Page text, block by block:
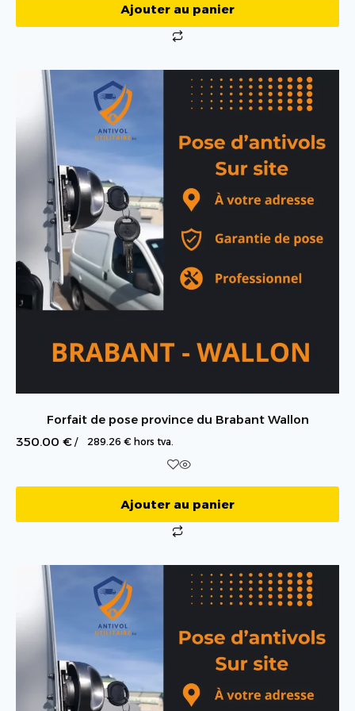
Ajouter au panier
Forfait de pose province du Brabant Wallon
350.00 € / 289.26 € hors tva.
Ajouter au panier